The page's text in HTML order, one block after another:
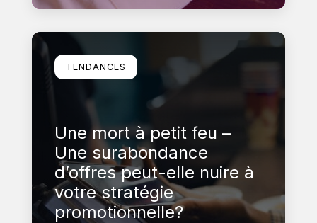
En savoir plus
TENDANCES
Une mort à petit feu –
Une surabondance
d’offres peut-elle nuire à
votre stratégie
promotionnelle?